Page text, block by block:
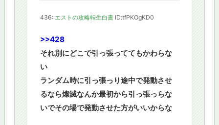
436: エストの攻略転生白書 ID:tfPKOgKD0
>>428
それ別にどこで引っ張っててもかわらな
い
ランダム時に引っ張っり途中で発動させ
るなら燦滅なんか最初から引っ張っらな
いでその場で発動させた方がいいからな